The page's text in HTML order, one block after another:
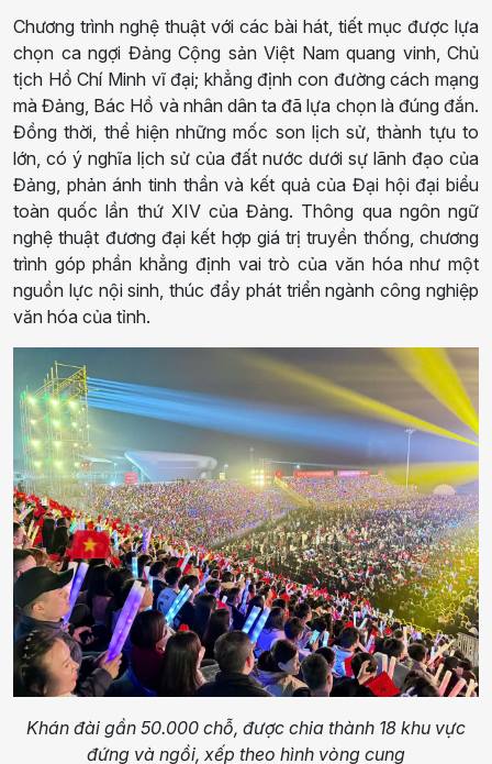
Chương trình nghệ thuật với các bài hát, tiết mục được lựa
chọn ca ngợi Đảng Cộng sản Việt Nam quang vinh, Chủ
tịch Hồ Chí Minh vĩ đại; khẳng định con đường cách mạng
mà Đảng, Bác Hồ và nhân dân ta đã lựa chọn là đúng đắn.
Đồng thời, thể hiện những mốc son lịch sử, thành tựu to
lớn, có ý nghĩa lịch sử của đất nước dưới sự lãnh đạo của
Đảng, phản ánh tinh thần và kết quả của Đại hội đại biểu
toàn quốc lần thứ XIV của Đảng. Thông qua ngôn ngữ
nghệ thuật đương đại kết hợp giá trị truyền thống, chương
trình góp phần khẳng định vai trò của văn hóa như một
nguồn lực nội sinh, thúc đẩy phát triển ngành công nghiệp
văn hóa của tỉnh.
Khán đài gần 50.000 chỗ, được chia thành 18 khu vực
đứng và ngồi, xếp theo hình vòng cung